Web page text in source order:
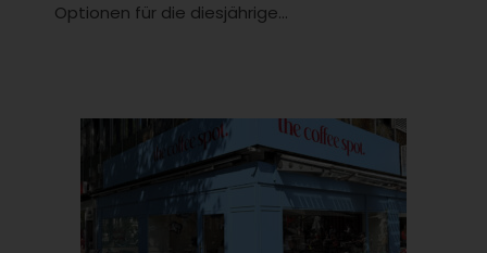
Optionen für die diesjährige...